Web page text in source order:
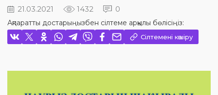
21.03.2021 1432 0
Ақпаратты достарыңызбен сілтеме арқылы бөлісіңіз:
Сілтемені көшіру